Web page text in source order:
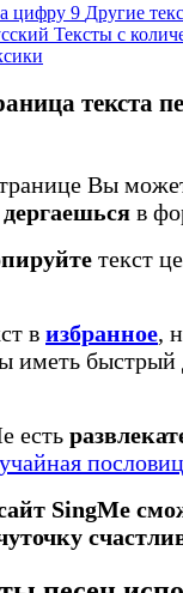
цифру 9 Другие
Тексты с
текста
Вы
в
текст
в избранное,
иметь
есть
SingMe